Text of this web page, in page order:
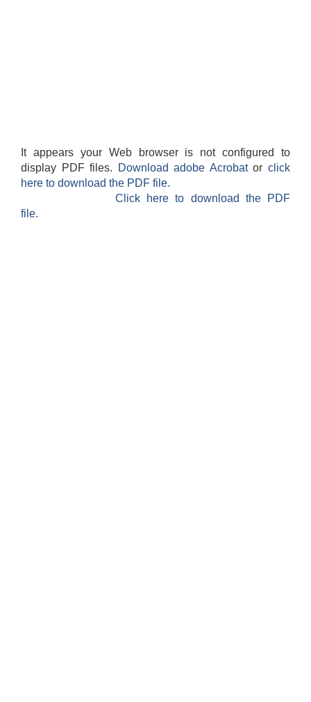
It appears your Web browser is not configured to
display PDF files.
Download adobe Acrobatorclick
here to download the PDF file.
Click here to download the PDF
file.